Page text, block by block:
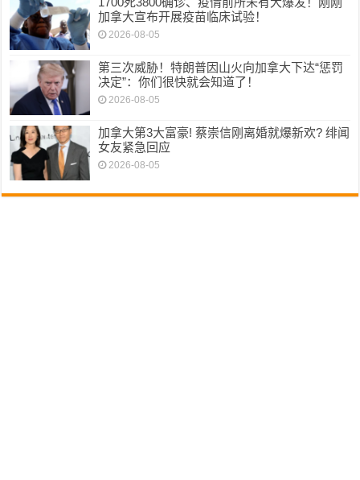
加拿大宣布开展疫苗临床试验！
2026-08-05
第三次威胁！特朗普因山火向加拿大下达“惩罚
决定”：你们很快就会知道了！
2026-08-05
加拿大第3大富豪! 蔡崇信刚离婚就爆新欢? 绯闻
女友紧急回应
2026-08-05